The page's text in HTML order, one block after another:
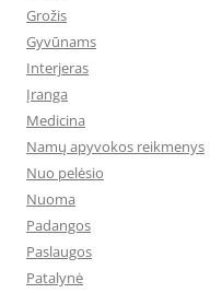
Grožis
Gyvūnams
Interjeras
Įranga
Medicina
Namų apyvokos reikmenys
Nuo pelėsio
Nuoma
Padangos
Paslaugos
Patalynė